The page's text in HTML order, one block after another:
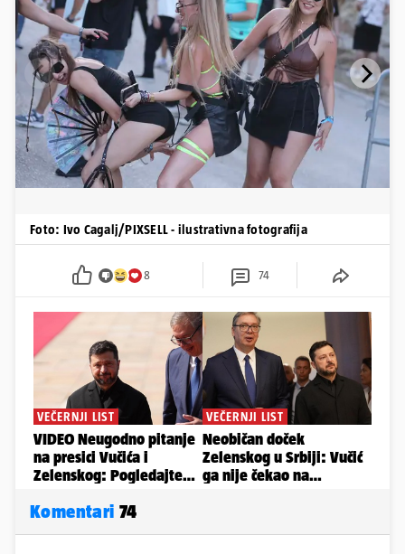
Foto: Ivo Cagalj/PIXSELL - ilustrativna fotografija
8 74
Komentari 74